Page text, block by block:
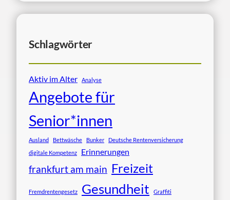
Schlagwörter
Aktiv im Alter Analyse
Angebote für
Senior*innen
Ausland Bettwäsche Bunker
Deutsche Rentenversicherung
digitale Kompetenz
Erinnerungen
frankfurt am main Freizeit
Fremdrentengesetz Gesundheit Graffiti